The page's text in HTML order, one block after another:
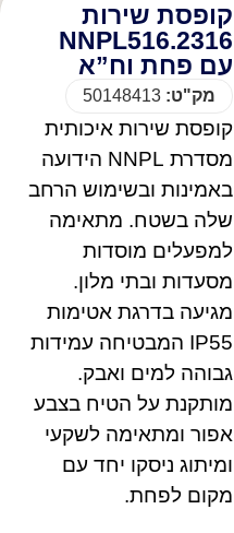
קופסת שירות
NNPL516.2316
עם פחת וח”א
מק"ט: 50148413
קופסת שירות איכותית
מסדרת NNPL הידועה
באמינות ובשימוש הרחב
שלה בשטח. מתאימה
למפעלים מוסדות
מסעדות ובתי מלון.
מגיעה בדרגת אטימות
IP55 המבטיחה עמידות
גבוהה למים ואבק.
מותקנת על הטיח בצבע
אפור ומתאימה לשקעי
ומיתוג ניסקו יחד עם
מקום לפחת.